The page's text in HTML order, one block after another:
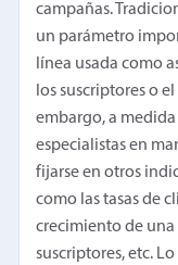
campañas.
un parámetro
línea usada como
los suscriptores o
embargo, a
especialistas en
fijarse en otros
como las tasas de
crecimiento de una
suscriptores, etc.